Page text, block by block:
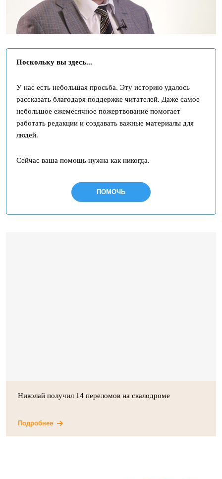
Поскольку вы здесь...
У нас есть небольшая просьба. Эту историю удалось
рассказать благодаря поддержке читателей. Даже самое
небольшое ежемесячное пожертвование помогает
работать редакции и создавать важные материалы для
людей.
Сейчас ваша помощь нужна как никогда.
ПОМОЧЬ
Николай получил 14 переломов на скалодроме
Подробнее